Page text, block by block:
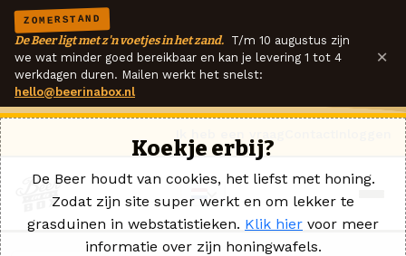
ZOMERSTAND
De Beer ligt met z'n voetjes in het zand. T/m 10 augustus zijn
we wat minder goed bereikbaar en kan je levering 1 tot 4
werkdagen duren. Mailen werkt het snelst:
hello@beerinabox.nl
×
Koekje erbij?
De Beer houdt van cookies, het liefst met honing.
Zodat zijn site super werkt en om lekker te
grasduinen in webstatistieken. Klik hier voor meer
informatie over zijn honingwafels.